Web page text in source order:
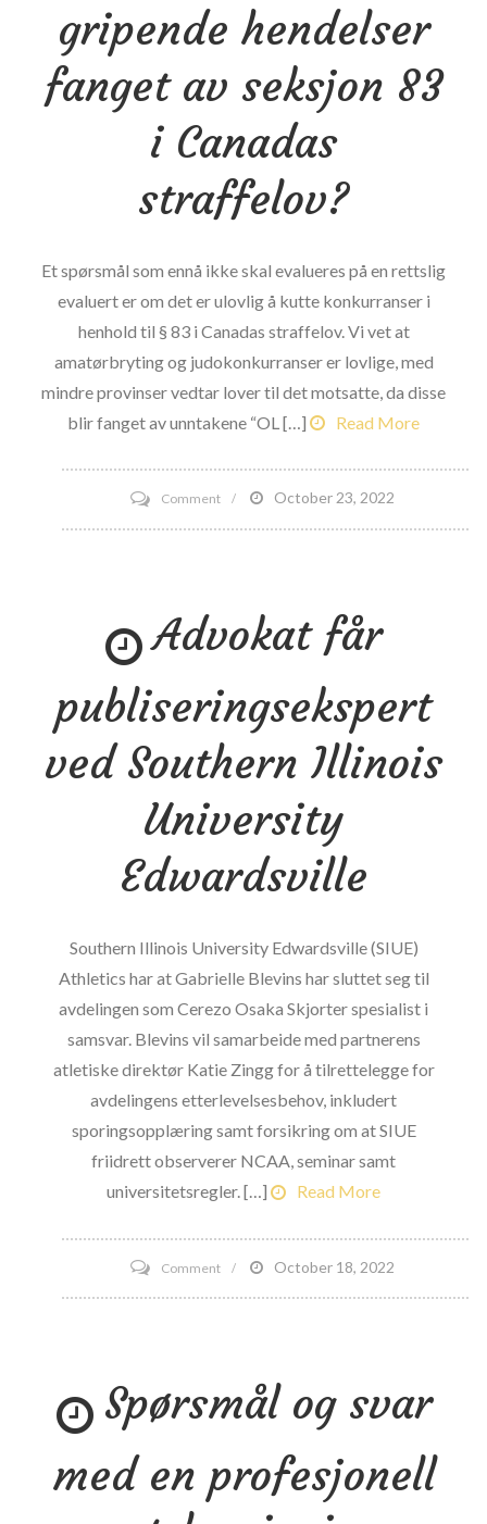
gripende hendelser
fanget av seksjon 83
i Canadas
straffelov?
Et spørsmål som ennå ikke skal evalueres på en rettslig
evaluert er om det er ulovlig å kutte konkurranser i
henhold til § 83 i Canadas straffelov. Vi vet at
amatørbryting og judokonkurranser er lovlige, med
mindre provinser vedtar lover til det motsatte, da disse
blir fanget av unntakene “OL […]
Read More
Commenton
Er
gripende
fanget
av
seksjon
i
Canadas
straffelov?
October 23, 2022
Advokat får
publiseringsekspert
ved Southern Illinois
University
Edwardsville
Southern Illinois University Edwardsville (SIUE)
Athletics har at Gabrielle Blevins har sluttet seg til
avdelingen som Cerezo Osaka Skjorter spesialist i
samsvar. Blevins vil samarbeide med partnerens
atletiske direktør Katie Zingg for å tilrettelegge for
avdelingens etterlevelsesbehov, inkludert
sporingsopplæring samt forsikring om at SIUE
friidrett observerer NCAA, seminar samt
universitetsregler. […]
Read More
Commenton
Advokat
Southern
University
October 18, 2022
Spørsmål og svar
med en profesjonell